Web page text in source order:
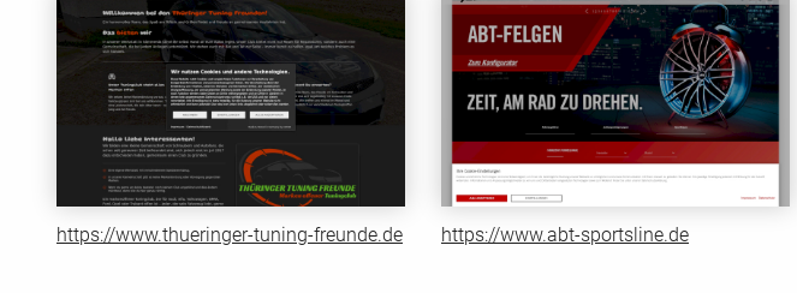
https://www.thueringer-tuning-freunde.de https://www.abt-sportsline.de